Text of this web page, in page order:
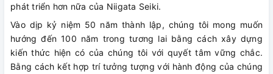
phát triển hơn nữa của Niigata Seiki.
Vào dịp kỷ niệm 50 năm thành lập, chúng tôi mong muốn
hướng đến 100 năm trong tương lai bằng cách xây dựng
kiến ​​thức hiện có của chúng tôi với quyết tâm vững chắc.
Bằng cách kết hợp trí tưởng tượng với hành động của chúng